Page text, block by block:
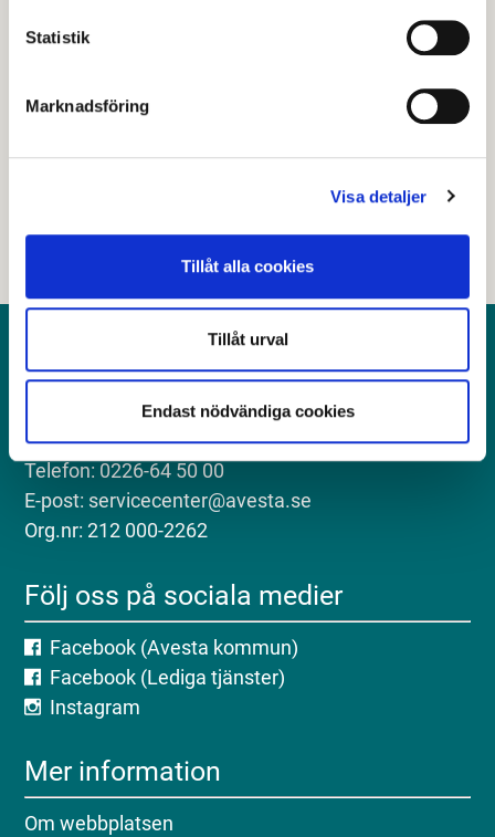
Statistik
Marknadsföring
Visa detaljer
Tillåt alla cookies
Tillåt urval
Endast nödvändiga cookies
26 juni 2023
Hjälpte den här informationen dig?
Postadress: Avesta kommun, 774 81 Avesta
Besöksadress: Kungsgatan 18, Avesta
Telefon: 0226-64 50 00
E-post: servicecenter@avesta.se
Org.nr: 212 000-2262
Följ oss på sociala medier
Facebook (Avesta kommun)
Facebook (Lediga tjänster)
Instagram
Mer information
Om webbplatsen